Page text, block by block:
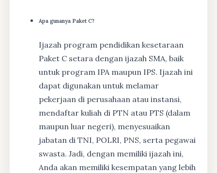
Apa gunanya Paket C?
Ijazah program pendidikan kesetaraan
Paket C setara dengan ijazah SMA, baik
untuk program IPA maupun IPS. Ijazah ini
dapat digunakan untuk melamar
pekerjaan di perusahaan atau instansi,
mendaftar kuliah di PTN atau PTS (dalam
maupun luar negeri), menyesuaikan
jabatan di TNI, POLRI, PNS, serta pegawai
swasta. Jadi, dengan memiliki ijazah ini,
Anda akan memiliki kesempatan yang lebih